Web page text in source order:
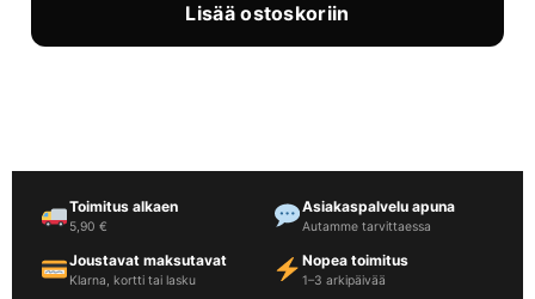
Lisää ostoskoriin
Toimitus alkaen
5,90 €
Asiakaspalvelu apuna
Autamme tarvittaessa
Joustavat maksutavat
Klarna, kortti tai lasku
Nopea toimitus
1–3 arkipäivää